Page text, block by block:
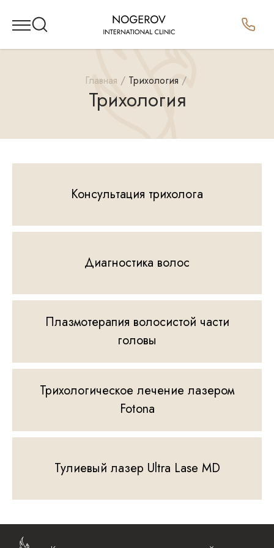
Главная Трихология
Трихология
Консультация трихолога
Диагностика волос
Плазмотерапия волосистой части
головы
Трихологическое лечение лазером
Fotona
Тулиевый лазер Ultra Lase MD